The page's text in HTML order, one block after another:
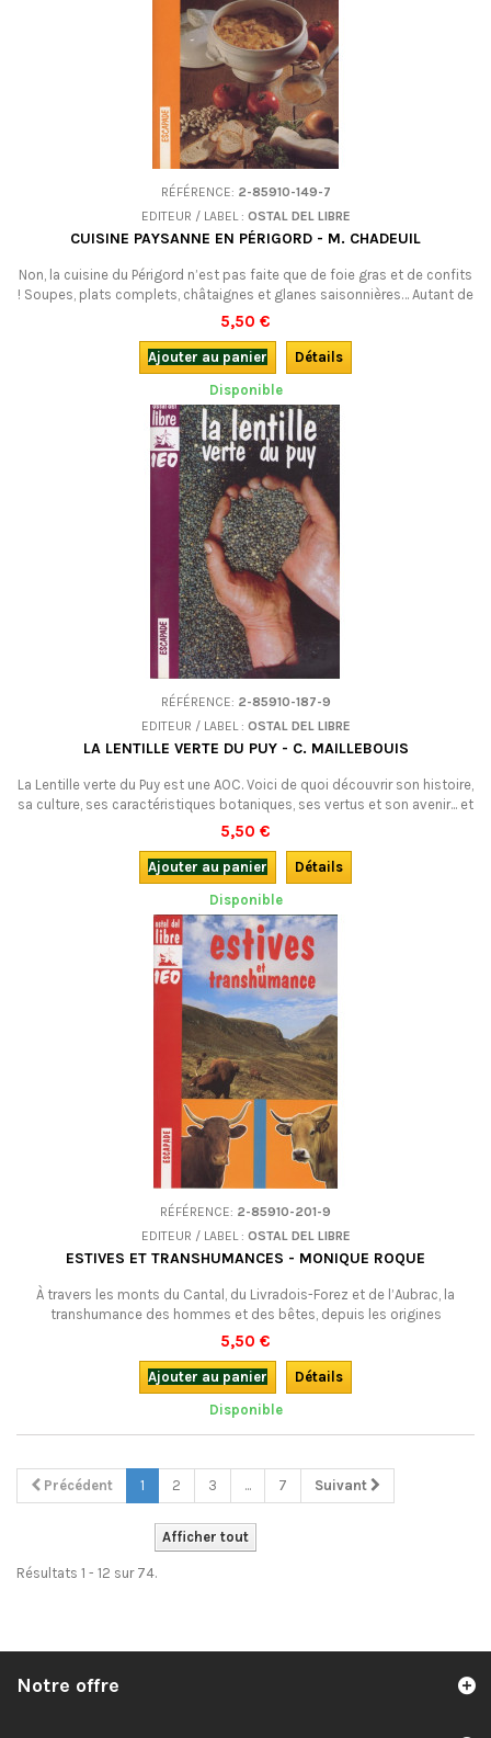
RÉFÉRENCE: 2-85910-149-7
EDITEUR / LABEL : OSTAL DEL LIBRE
CUISINE PAYSANNE EN PÉRIGORD - M. CHADEUIL
Non, la cuisine du Périgord n’est pas faite que de foie gras et de confits
! Soupes, plats complets, châtaignes et glanes saisonnières… Autant de
recettes de mets quotidiens à (re)découvrir, de l’entrée au dessert,
pour conjuguer plaisir et santé.
5,50 €
Ajouter au panier
Détails
Disponible
RÉFÉRENCE: 2-85910-187-9
EDITEUR / LABEL : OSTAL DEL LIBRE
LA LENTILLE VERTE DU PUY - C. MAILLEBOUIS
La Lentille verte du Puy est une AOC. Voici de quoi découvrir son histoire,
sa culture, ses caractéristiques botaniques, ses vertus et son avenir... et
quelques recettes.
5,50 €
Ajouter au panier
Détails
Disponible
RÉFÉRENCE: 2-85910-201-9
EDITEUR / LABEL : OSTAL DEL LIBRE
ESTIVES ET TRANSHUMANCES - MONIQUE ROQUE
À travers les monts du Cantal, du Livradois-Forez et de l’Aubrac, la
transhumance des hommes et des bêtes, depuis les origines
néolithiques jusqu’aux fêtes de l’Estive d’aujourd’hui.
5,50 €
Ajouter au panier
Détails
Disponible
Précédent 1 2 3 ... 7 Suivant
Afficher tout
Résultats 1 - 12 sur 74.
Notre offre